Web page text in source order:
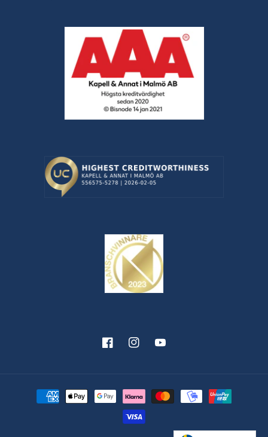
FacebookInstagramYouTube
Betalningsmetoder